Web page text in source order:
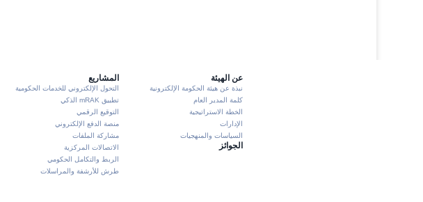
عن الهيئة
نبذة عن هيئة الحكومة الإلكترونية
كلمة المدير العام
الخطة الاستراتيجية
الإدارات
السياسات والمنهجيات
الجوائز
المشاريع
التحول الإلكتروني للخدمات الحكومية
تطبيق mRAK الذكي
التوقيع الرقمي
منصة الدفع الإلكتروني
مشاركة الملفات
الاتصالات المركزية
الربط والتكامل الحكومي
طرش للأرشفة والمراسلات